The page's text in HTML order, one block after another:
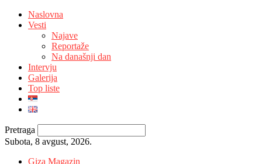
Naslovna
Vesti
Najave
Reportaže
Na današnji dan
Intervju
Galerija
Top liste
Pretraga
Subota, 8 avgust, 2026.
Giza Magazin